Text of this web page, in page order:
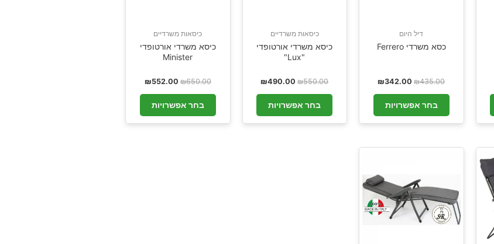
דיל היום
כסא משרדי Ferrero
₪435.00
₪342.00
בחר אפשרויות
כיסאות משרדיים
כיסא משרדי אורטופדי
"Lux"
₪550.00
₪490.00
בחר אפשרויות
כיסאות משרדיים
כיסא משרדי אורטופדי
Minister
₪650.00
₪552.00
בחר אפשרויות